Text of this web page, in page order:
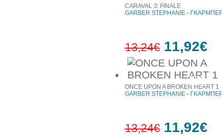
10%
έκπτωση
CARAVAL 3: FINALE
GARBER STEPHANIE -
13,24€ 11,92€
ONCE UPON A BROKEN HEART 1
GARBER STEPHANIE -
13,24€ 11,92€